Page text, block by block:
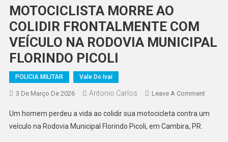
MOTOCICLISTA MORRE AO
COLIDIR FRONTALMENTE COM
VEÍCULO NA RODOVIA MUNICIPAL
FLORINDO PICOLI
POLICIA MILITAR Vale Do Ivaí
3 De Março De 2026 Antonio Carlos Leave A CommentOn
MORRE
Um homem perdeu a vida ao colidir sua motocicleta contra um
veículo na Rodovia Municipal Florindo Picoli, em Cambira, PR.